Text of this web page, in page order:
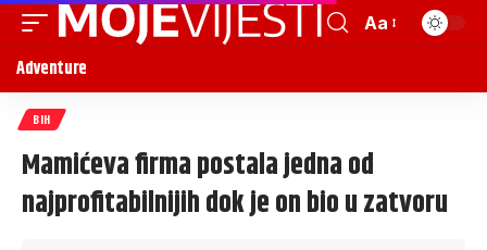
Aa
Adventure
BIH
Mamićeva firma postala jedna od
najprofitabilnijih dok je on bio u zatvoru